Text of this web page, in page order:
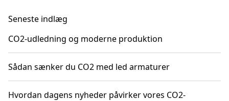
Seneste indlæg
CO2-udledning og moderne produktion
Sådan sænker du CO2 med led armaturer
Hvordan dagens nyheder påvirker vores CO2-